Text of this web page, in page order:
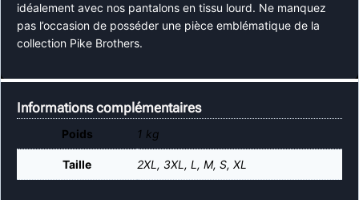
idéalement avec nos pantalons en tissu lourd. Ne manquez
pas l’occasion de posséder une pièce emblématique de la
collection Pike Brothers.
Informations complémentaires
Poids 1 kg
Taille 2XL , 3XL , L , M, S, XL